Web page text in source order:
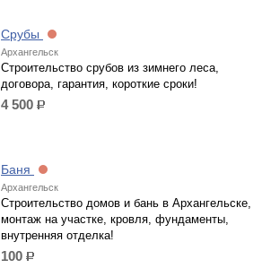
Срубы
Архангельск
Строительство срубов из зимнего леса,
договора, гарантия, короткие сроки!
4 500 р.
Баня
Архангельск
Строительство домов и бань в Архангельске,
монтаж на участке, кровля, фундаменты,
внутренняя отделка!
100 р.